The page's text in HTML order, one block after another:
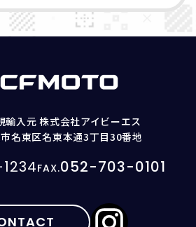
輸入元 株式会社アイビーエス
名東区名東本通3丁目30番地
052-703-0101